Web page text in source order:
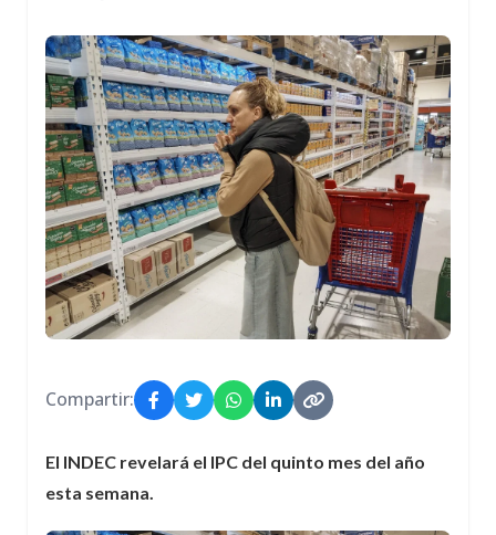
Compartir:
El INDEC revelará el IPC del quinto mes del año
esta semana.